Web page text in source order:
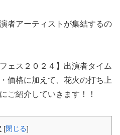
者アーティストが集結するの
ェス２０２４】出演者タイム
価格に加えて、花火の打ち上
ご紹介していきます！！
[閉じる]